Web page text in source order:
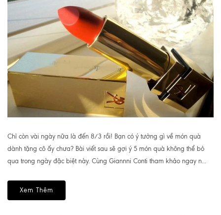
Chỉ còn vài ngày nữa là đến 8/3 rồi! Bạn có ý tưởng gì về món quà
dành tặng cô ấy chưa? Bài viết sau sẽ gợi ý 5 món quà không thể bỏ
qua trong ngày đặc biệt này. Cùng Giannni Conti tham khảo ngay n...
Xem Thêm